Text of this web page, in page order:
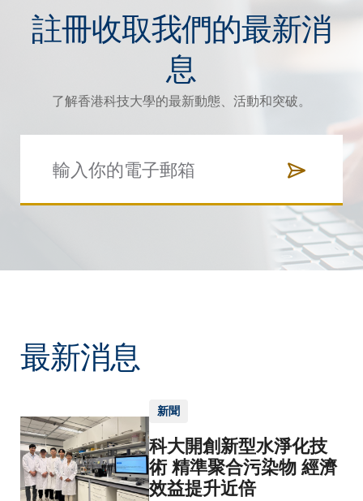
註冊收取我們的最新消
息
了解香港科技大學的最新動態、活動和突破。
最新消息
新聞
科大開創新型水淨化技
術 精準聚合污染物 經濟
效益提升近倍